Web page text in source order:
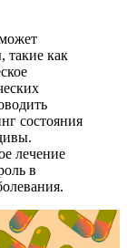
такие как
состояния
лечение
в